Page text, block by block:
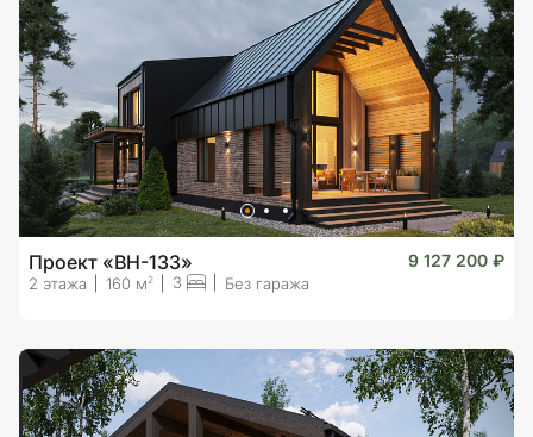
Проект «BH-133» 9 127 200 ₽
2 этажа 160 м 2 3 Без гаража